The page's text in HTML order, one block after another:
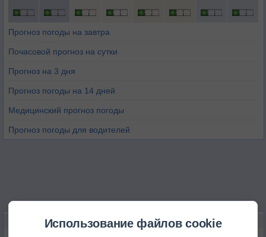
Прогноз погоды на завтра
Почасовой прогноз на сутки
Прогноз на 3 дня
Прогноз погоды на 14 дней
Медицинский прогноз погоды
Прогноз погоды для водителей
НОВОЕ О ПОГОДЕ
Использование файлов cookie